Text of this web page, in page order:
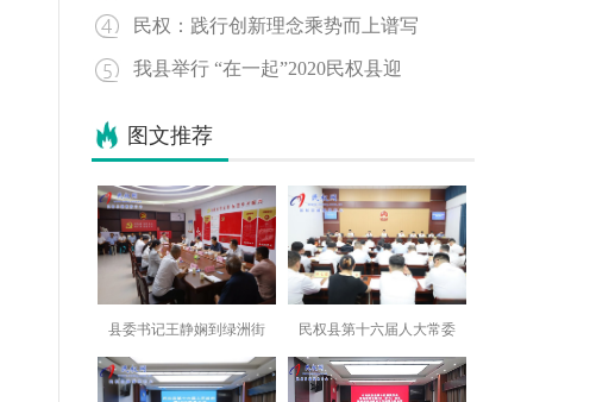
民权：践行创新理念乘势而上谱写
我县举行 “在一起”2020民权县迎
图文推荐
县委书记王静娴到绿洲街 民权县第十六届人大常委